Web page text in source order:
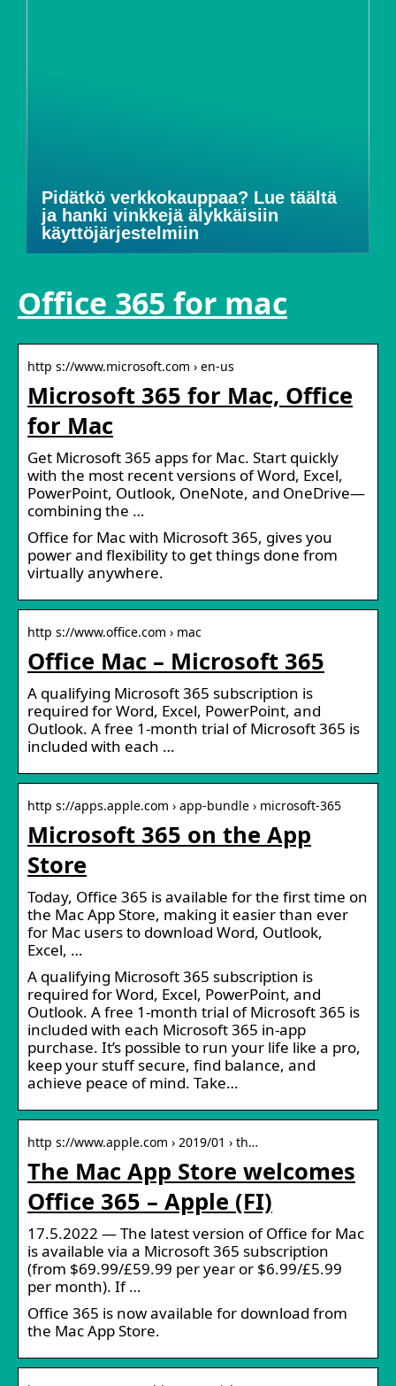
Pidätkö verkkokauppaa? Lue täältä
ja hanki vinkkejä älykkäisiin
käyttöjärjestelmiin
Office 365 for mac
http s://www.microsoft.com › en-us
Microsoft 365 for Mac, Office
for Mac
Get Microsoft 365 apps for Mac. Start quickly
with the most recent versions of Word, Excel,
PowerPoint, Outlook, OneNote, and OneDrive—
combining the …
Office for Mac with Microsoft 365, gives you
power and flexibility to get things done from
virtually anywhere.
http s://www.office.com › mac
Office Mac – Microsoft 365
A qualifying Microsoft 365 subscription is
required for Word, Excel, PowerPoint, and
Outlook. A free 1-month trial of Microsoft 365 is
included with each …
http s://apps.apple.com › app-bundle › microsoft-365
‎Microsoft 365 on the App
Store
Today, Office 365 is available for the first time on
the Mac App Store, making it easier than ever
for Mac users to download Word, Outlook,
Excel, …
A qualifying Microsoft 365 subscription is
required for Word, Excel, PowerPoint, and
Outlook. A free 1-month trial of Microsoft 365 is
included with each Microsoft 365 in-app
purchase. It’s possible to run your life like a pro,
keep your stuff secure, find balance, and
achieve peace of mind. Take…
http s://www.apple.com › 2019/01 › th…
The Mac App Store welcomes
Office 365 – Apple (FI)
17.5.2022 — The latest version of Office for Mac
is available via a Microsoft 365 subscription
(from $69.99/£59.99 per year or $6.99/£5.99
per month). If …
Office 365 is now available for download from
the Mac App Store.